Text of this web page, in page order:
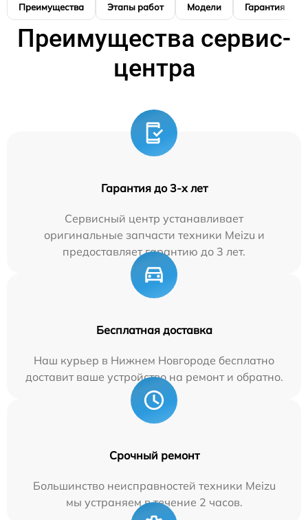
Преимущества Этапы работ Модели Гарантия
Преимущества сервис-
центра
Гарантия до 3-х лет
Сервисный центр устанавливает
оригинальные запчасти техники Meizu и
предоставляет гарантию до 3 лет.
Бесплатная доставка
Наш курьер в Нижнем Новгороде бесплатно
доставит ваше устройство на ремонт и обратно.
Срочный ремонт
Большинство неисправностей техники Meizu
мы устраняем в течение 2 часов.